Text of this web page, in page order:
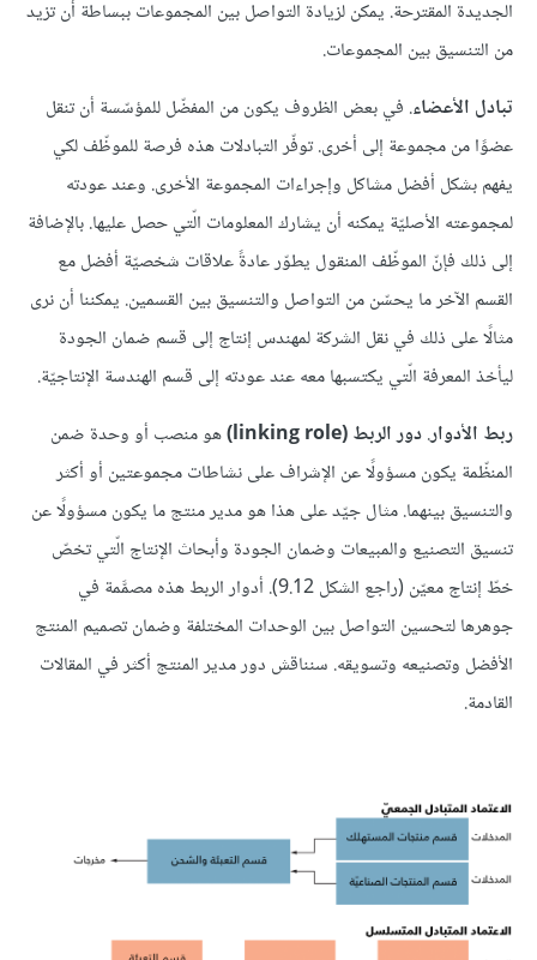
الجديدة المقترحة. يمكن لزيادة التواصل بين المجموعات ببساطة أن تزيد
من التنسيق بين المجموعات.
تبادل الأعضاء. في بعض الظروف يكون من المفضّل للمؤسّسة أن تنقل
عضوًا من مجموعة إلى أخرى. توفّر التبادلات هذه فرصة للموظّف لكي
يفهم بشكل أفضل مشاكل وإجراءات المجموعة الأخرى. وعند عودته
لمجموعته الأصليّة يمكنه أن يشارك المعلومات الّتي حصل عليها. بالإضافة
إلى ذلك فإنّ الموظّف المنقول يطوّر عادةً علاقات شخصيّة أفضل مع
القسم الآخر ما يحسّن من التواصل والتنسيق بين القسمين. يمكننا أن نرى
مثالًا على ذلك في نقل الشركة لمهندس إنتاج إلى قسم ضمان الجودة
ليأخذ المعرفة الّتي يكتسبها معه عند عودته إلى قسم الهندسة الإنتاجيّة.
ربط الأدوار.دور الربط (linking role)
هو منصب أو وحدة ضمن
المنظّمة يكون مسؤولًا عن الإشراف على نشاطات مجموعتين أو أكثر
والتنسيق بينهما. مثال جيّد على هذا هو مدير منتج ما يكون مسؤولًا عن
تنسيق التصنيع والمبيعات وضمان الجودة وأبحاث الإنتاج الّتي تخصّ
خطّ إنتاج معيّن (راجع الشكل 9.12). أدوار الربط هذه مصمَّمة في
جوهرها لتحسين التواصل بين الوحدات المختلفة وضمان تصميم المنتج
الأفضل وتصنيعه وتسويقه. سنناقش دور مدير المنتج أكثر في المقالات
القادمة.